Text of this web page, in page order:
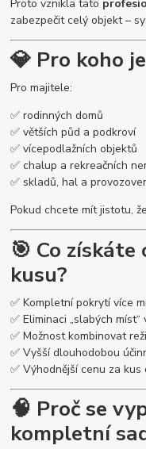
Proto vznikla tato
zabezpečit celý objekt –
💎 Pro koho
Pro majitele:
✅ rodinných domů
✅ větších půd a podkroví
✅ vícepodlažních objektů
✅ chalup a rekreačních
✅ skladů, hal a
Pokud chcete mít jistotu,
🎯 Co
kusu?
✅ Kompletní pokrytí více
✅ Eliminaci „slabých míst“
✅ Možnost kombinovat
✅ Vyšší dlouhodobou
✅ Výhodnější cenu za
🧠 Proč se
kompletní